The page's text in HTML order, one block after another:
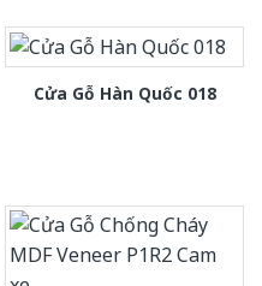
Cửa Gỗ Hàn Quốc 018